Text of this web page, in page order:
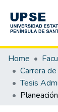
Communities
All of DSpace
Statistics
Home